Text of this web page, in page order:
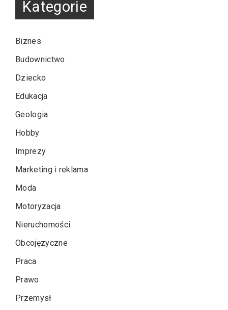
Kategorie
Biznes
Budownictwo
Dziecko
Edukacja
Geologia
Hobby
Imprezy
Marketing i reklama
Moda
Motoryzacja
Nieruchomości
Obcojęzyczne
Praca
Prawo
Przemysł